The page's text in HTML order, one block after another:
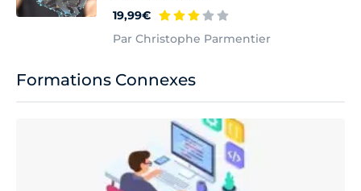
Formations Connexes
19,99€
Par Christophe Parmentier